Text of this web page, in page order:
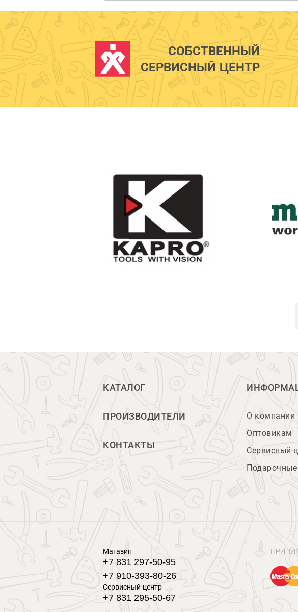
СОБСТВЕННЫЙ
СЕРВИСНЫЙ ЦЕНТР
КАТАЛОГ
ПРОИЗВОДИТЕЛИ
КОНТАКТЫ
О компании
Оптовикам
Сервисный
Магазин
+7 831 297-50-95
+7 910-393-80-26
Сервисный центр
+7 831 295-50-67